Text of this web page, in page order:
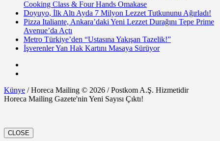
Cooking Class & Four Hands Omakase
Doyuyo, İlk Altı Ayda 7 Milyon Lezzet Tutkununu Ağırladı!
Pizza Italiante, Ankara’daki Yeni Lezzet Durağını Tepe Prime
Avenue’da Açtı
Metro Türkiye’den “Ustasına Yakışan Tazelik!”
İşverenler Yan Hak Kartını Masaya Sürüyor
Künye / Horeca Mailing © 2026 / Postkom A.Ş. Hizmetidir
Horeca Mailing Gazete'nin Yeni Sayısı Çıktı!
CLOSE